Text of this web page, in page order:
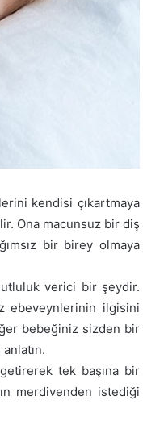
kendisi çıkartmaya
Ona macunsuz bir diş
bir birey olmaya
verici bir şeydir.
ebeveynlerinin ilgisini
bebeğiniz sizden bir
tek başına bir
merdivenden istediği